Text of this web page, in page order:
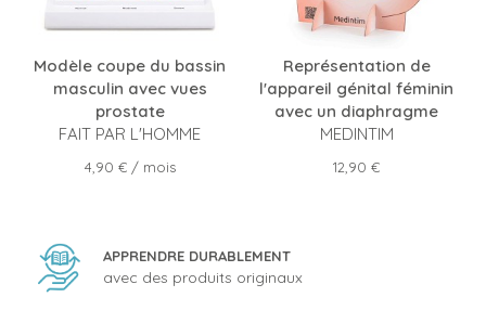
Modèle coupe du bassin
masculin avec vues
prostate
FAIT PAR L'HOMME
Prix
4,90 €/ mois
Représentation de
l'appareil génital féminin
avec un diaphragme
MEDINTIM
Prix
12,90 €
APPRENDRE DURABLEMENT
avec des produits originaux